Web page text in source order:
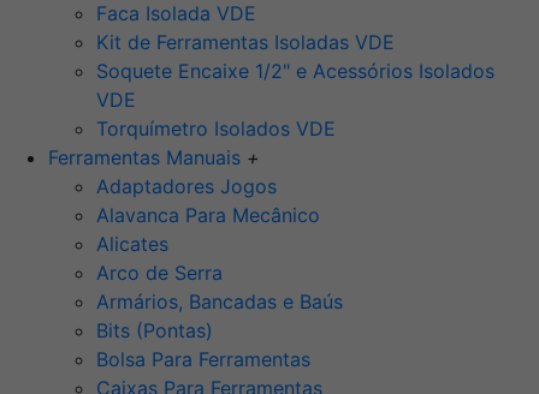
Faca Isolada VDE
Kit de Ferramentas Isoladas VDE
Soquete Encaixe 1/2" e Acessórios Isolados
VDE
Torquímetro Isolados VDE
Ferramentas Manuais +
Adaptadores Jogos
Alavanca Para Mecânico
Alicates
Arco de Serra
Armários, Bancadas e Baús
Bits (Pontas)
Bolsa Para Ferramentas
Caixas Para Ferramentas